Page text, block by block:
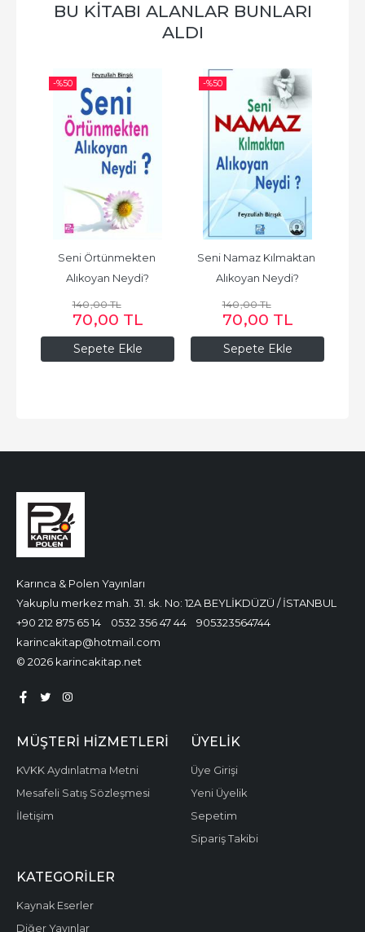
BU KITABI ALANLAR BUNLARI
ALDI
-%50
Sepete Ekle
Seni Örtünmekten
Alıkoyan Neydi?
140,00TL
70,00 TL
-%50
Sepete Ekle
Seni Namaz Kılmaktan
Alıkoyan Neydi?
140,00TL
70,00 TL
Karınca & Polen Yayınları
Yakuplu merkez mah. 31. sk. No: 12A BEYLİKDÜZÜ / İSTANBUL
+90 212 875 65 14
0532 356 47 44
905323564744
karincakitap@hotmail.com
© 2026 karincakitap.net
MÜŞTERI HIZMETLERI
KVKK Aydınlatma Metni
Mesafeli Satış Sözleşmesi
İletişim
ÜYELIK
Üye Girişi
Yeni Üyelik
Sepetim
Sipariş Takibi
KATEGORILER
Kaynak Eserler
Diğer Yayınlar